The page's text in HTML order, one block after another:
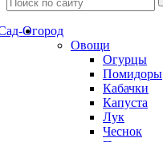
Огород
Овощи
Огурцы
Помидоры
Кабачки
Капуста
Лук
Чеснок